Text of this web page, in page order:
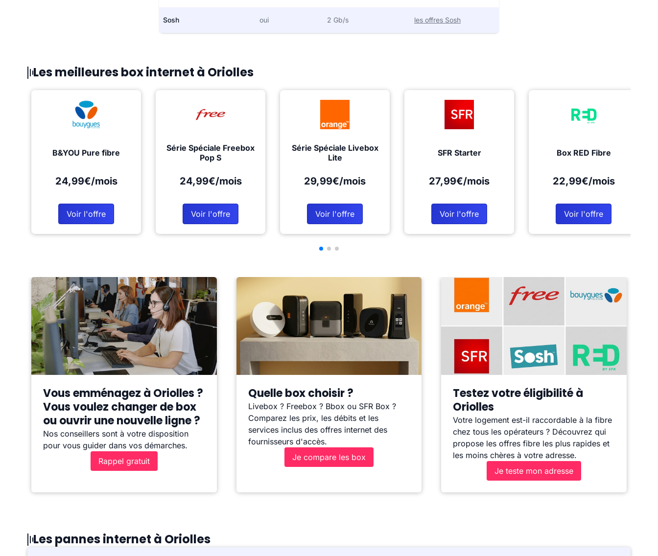
Sosh oui 2 Gb/s les offres Sosh
Les meilleures box internet à Oriolles
B&YOU Pure fibre
24,99€/mois
Voir l'offre
Série Spéciale Freebox
Pop S
24,99€/mois
Voir l'offre
Série Spéciale Livebox
Lite
29,99€/mois
Voir l'offre
SFR Starter
27,99€/mois
Voir l'offre
Box RED Fibre
22,99€/mois
Voir l'offre
Vous emménagez à Oriolles ?
Vous voulez changer de box
ou ouvrir une nouvelle ligne ?
Nos conseillers sont à votre disposition
pour vous guider dans vos démarches.
Rappel gratuit
Quelle box choisir ?
Livebox ? Freebox ? Bbox ou SFR Box ?
Comparez les prix, les débits et les
services inclus des offres internet des
fournisseurs d'accès.
Je compare les box
Testez votre éligibilité à
Oriolles
Votre logement est-il raccordable à la fibre
chez tous les opérateurs ? Découvrez qui
propose les offres fibre les plus rapides et
les moins chères à votre adresse.
Je teste mon adresse
Les pannes internet à Oriolles